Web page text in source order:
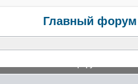
Главный форум